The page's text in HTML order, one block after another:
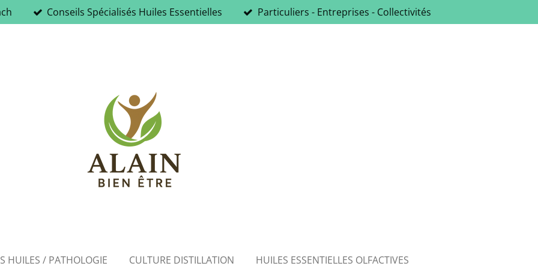
Conseils Spécialisés Huiles Essentielles Particuliers - Entreprises - Collectivités
HUILES / PATHOLOGIE CULTURE DISTILLATION
HUILES ESSENTIELLES OLFACTIVES